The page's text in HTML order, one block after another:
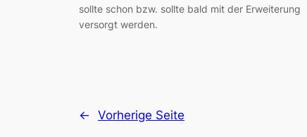
sollte schon bzw. sollte bald mit der Erweiterung
versorgt werden.
← Vorherige Seite